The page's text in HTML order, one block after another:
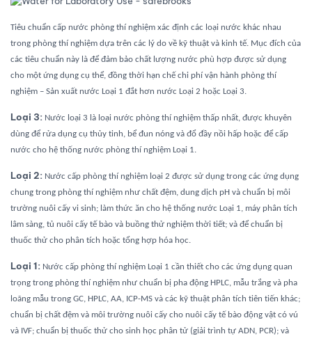
Tiêu chuẩn cấp nước phòng thí nghiệm xác định các loại nước khác nhau
trong phòng thí nghiệm dựa trên các lý do về kỹ thuật và kinh tế. Mục đích của
các tiêu chuẩn này là để đảm bảo chất lượng nước phù hợp được sử dụng
cho một ứng dụng cụ thể, đồng thời hạn chế chi phí vận hành phòng thí
nghiệm – Sản xuất nước Loại 1 đắt hơn nước Loại 2 hoặc Loại 3.
Loại 3: Nước loại 3 là loại nước phòng thí nghiệm thấp nhất, được khuyên
dùng để rửa dụng cụ thủy tinh, bể đun nóng và đổ đầy nồi hấp hoặc để cấp
nước cho hệ thống nước phòng thí nghiệm Loại 1.
Loại 2: Nước cấp phòng thí nghiệm loại 2 được sử dụng trong các ứng dụng
chung trong phòng thí nghiệm như chất đệm, dung dịch pH và chuẩn bị môi
trường nuôi cấy vi sinh; làm thức ăn cho hệ thống nước Loại 1, máy phân tích
lâm sàng, tủ nuôi cấy tế bào và buồng thử nghiệm thời tiết; và để chuẩn bị
thuốc thử cho phân tích hoặc tổng hợp hóa học.
Loại 1: Nước cấp phòng thí nghiệm Loại 1 cần thiết cho các ứng dụng quan
trọng trong phòng thí nghiệm như chuẩn bị pha động HPLC, mẫu trắng và pha
loãng mẫu trong GC, HPLC, AA, ICP-MS và các kỹ thuật phân tích tiên tiến khác;
chuẩn bị chất đệm và môi trường nuôi cấy cho nuôi cấy tế bào động vật có vú
và IVF; chuẩn bị thuốc thử cho sinh học phân tử (giải trình tự ADN, PCR); và